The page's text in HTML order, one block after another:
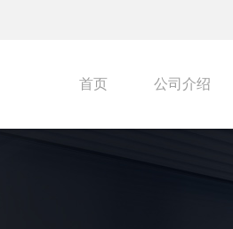
首页 公司介绍